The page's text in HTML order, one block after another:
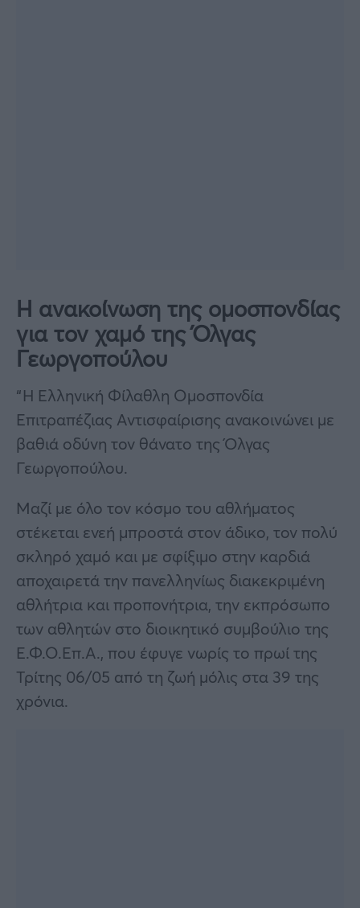
Η ανακοίνωση της ομοσπονδίας
για τον χαμό της Όλγας
Γεωργοπούλου
“Η Ελληνική Φίλαθλη Ομοσπονδία
Επιτραπέζιας Αντισφαίρισης ανακοινώνει με
βαθιά οδύνη τον θάνατο της Όλγας
Γεωργοπούλου.
Μαζί με όλο τον κόσμο του αθλήματος
στέκεται ενεή μπροστά στον άδικο, τον πολύ
σκληρό χαμό και με σφίξιμο στην καρδιά
αποχαιρετά την πανελληνίως διακεκριμένη
αθλήτρια και προπονήτρια, την εκπρόσωπο
των αθλητών στο διοικητικό συμβούλιο της
Ε.Φ.Ο.Επ.Α., που έφυγε νωρίς το πρωί της
Τρίτης 06/05 από τη ζωή μόλις στα 39 της
χρόνια.